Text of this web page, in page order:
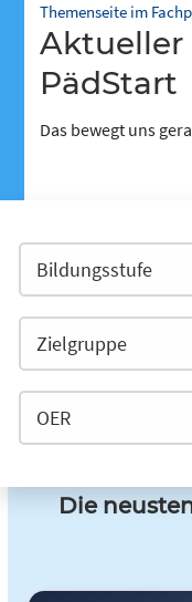
Themenseite im
aktueller Diskurs
PädStart
Das bewegt uns
Die